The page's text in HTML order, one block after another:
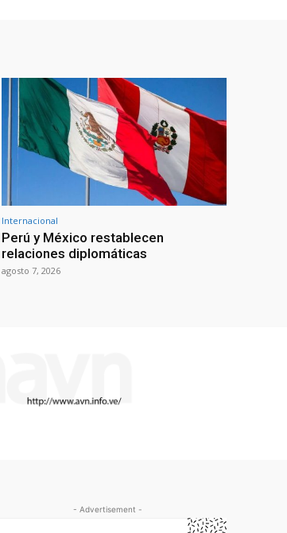
Internacional
Perú y México restablecen
relaciones diplomáticas
agosto 7, 2026
- Advertisement -